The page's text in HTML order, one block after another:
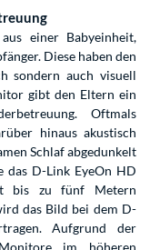
einer Babyeinheit,
Diese haben den
sondern auch visuell
gibt den Eltern ein
Oftmals
hinaus akustisch
Schlaf abgedunkelt
das D-Link EyeOn HD
bis zu fünf Metern
das Bild bei dem D-
Aufgrund der